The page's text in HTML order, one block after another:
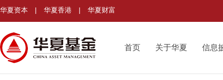
华夏资本 | 华夏香港 | 华夏财富
首页 关于华夏 信息